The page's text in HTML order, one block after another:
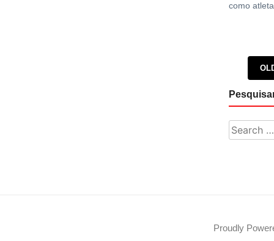
como
Search
Proudly